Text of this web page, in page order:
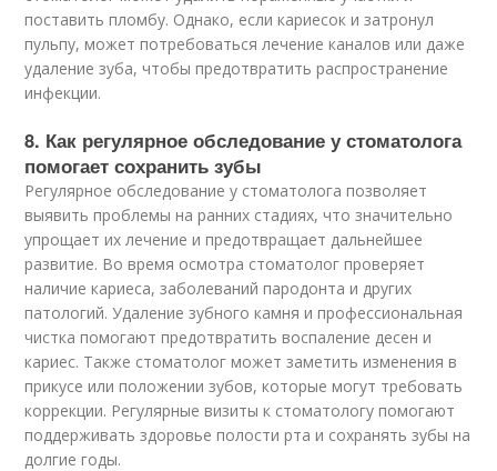
поставить пломбу. Однако, если кариесок и затронул
пульпу, может потребоваться лечение каналов или даже
удаление зуба, чтобы предотвратить распространение
инфекции.
8. Как регулярное обследование у стоматолога
помогает сохранить зубы
Регулярное обследование у стоматолога позволяет
выявить проблемы на ранних стадиях, что значительно
упрощает их лечение и предотвращает дальнейшее
развитие. Во время осмотра стоматолог проверяет
наличие кариеса, заболеваний пародонта и других
патологий. Удаление зубного камня и профессиональная
чистка помогают предотвратить воспаление десен и
кариес. Также стоматолог может заметить изменения в
прикусе или положении зубов, которые могут требовать
коррекции. Регулярные визиты к стоматологу помогают
поддерживать здоровье полости рта и сохранять зубы на
долгие годы.